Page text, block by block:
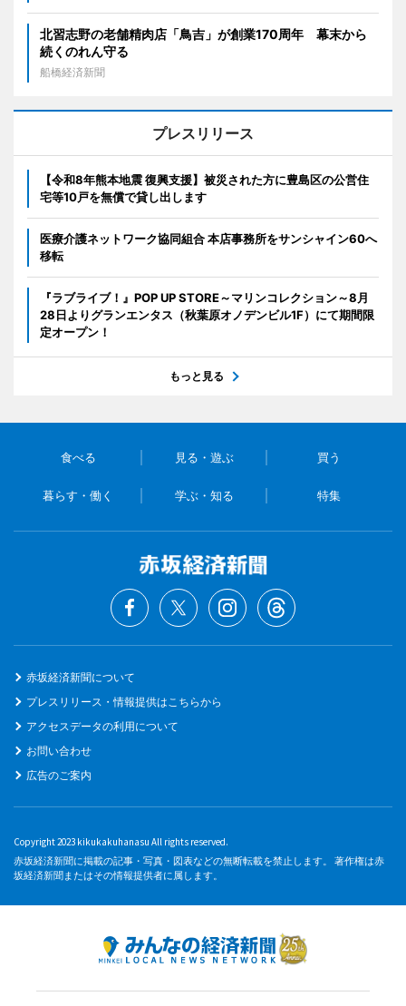
北習志野の老舗精肉店「鳥吉」が創業170周年 幕末から
続くのれん守る
船橋経済新聞
プレスリリース
【令和8年熊本地震 復興支援】被災された方に豊島区の公営住
宅等10戸を無償で貸し出します
医療介護ネットワーク協同組合 本店事務所をサンシャイン60へ
移転
『ラブライブ！』POP UP STORE～マリンコレクション～8月
28日よりグランエンタス（秋葉原オノデンビル1F）にて期間限
定オープン！
もっと見る
食べる 見る・遊ぶ 買う
暮らす・働く 学ぶ・知る 特集
赤坂経済新聞について
プレスリリース・情報提供はこちらから
アクセスデータの利用について
お問い合わせ
広告のご案内
Copyright 2023 kikukakuhanasu All rights reserved.
赤坂経済新聞に掲載の記事・写真・図表などの無断転載を禁止します。 著作権は赤
坂経済新聞またはその情報提供者に属します。